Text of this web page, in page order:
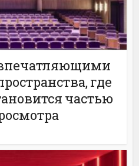
где
частью